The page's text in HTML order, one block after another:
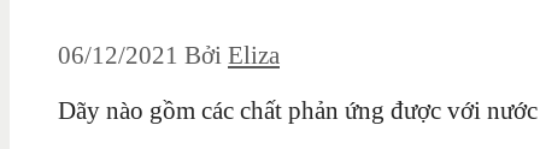
06/12/2021 Bởi Eliza
Dãy nào gồm các chất phản ứng được với